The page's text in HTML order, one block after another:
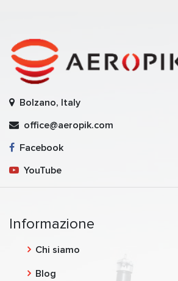
Bolzano, Italy
office@aeropik.com
Facebook
YouTube
Informazione
Chi siamo
Blog